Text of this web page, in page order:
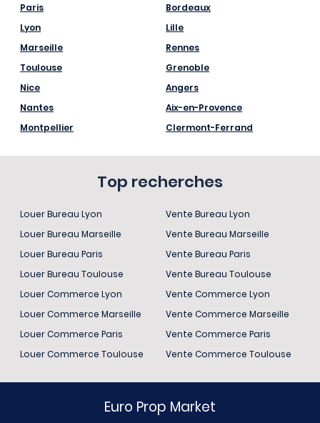
Paris
Lyon
Marseille
Toulouse
Nice
Nantes
Montpellier
Bordeaux
Lille
Rennes
Grenoble
Angers
Aix-en-Provence
Clermont-Ferrand
Top recherches
Louer Bureau Lyon
Louer Bureau Marseille
Louer Bureau Paris
Louer Bureau Toulouse
Louer Commerce Lyon
Louer Commerce Marseille
Louer Commerce Paris
Louer Commerce Toulouse
Vente Bureau Lyon
Vente Bureau Marseille
Vente Bureau Paris
Vente Bureau Toulouse
Vente Commerce Lyon
Vente Commerce Marseille
Vente Commerce Paris
Vente Commerce Toulouse
Euro Prop Market